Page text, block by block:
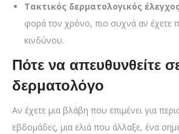
Τακτικός δερματολογικός
φορά τον χρόνο, πιο συχνά αν έχετε
κινδύνου.
Πότε να απευθυνθείτε
δερματολόγο
Αν έχετε μια βλάβη που επιμένει για
εβδομάδες, μια ελιά που άλλαξε, ένα